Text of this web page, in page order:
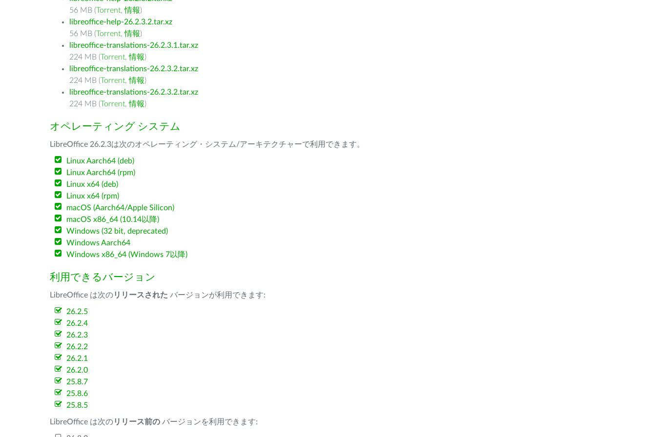
56 MB (Torrent,情報)
libreoffice-help-26.2.3.2.tar.xz
56 MB (Torrent,情報)
libreoffice-translations-26.2.3.1.tar.xz
224 MB (Torrent,情報)
libreoffice-translations-26.2.3.2.tar.xz
224 MB (Torrent,情報)
libreoffice-translations-26.2.3.2.tar.xz
224 MB (Torrent,情報)
オペレーティング システム
LibreOffice 26.2.3は次のオペレーティング・システム/アーキテクチャーで利用できます。
Linux Aarch64 (deb)
Linux Aarch64 (rpm)
Linux x64 (deb)
Linux x64 (rpm)
macOS (Aarch64/Apple Silicon)
macOS x86_64 (10.14以降)
Windows (32 bit, deprecated)
Windows Aarch64
Windows x86_64 (Windows 7以降)
利用できるバージョン
LibreOffice は次のリリースされた バージョンが利用できます:
26.2.5
26.2.4
26.2.3
26.2.2
26.2.1
26.2.0
25.8.7
25.8.6
25.8.5
LibreOffice は次のリリース前の バージョンを利用できます: